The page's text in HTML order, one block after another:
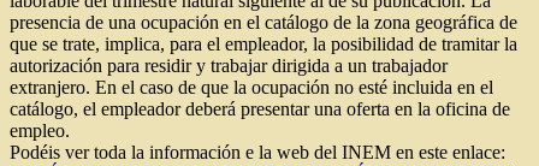
presencia de una ocupación en el catálogo de la zona geográfica de
que se trate, implica, para el empleador, la posibilidad de tramitar la
autorización para residir y trabajar dirigida a un trabajador
extranjero. En el caso de que la ocupación no esté incluida en el
catálogo, el empleador deberá presentar una oferta en la oficina de
empleo.
Podéis ver toda la información e la web del INEM en este enlace: